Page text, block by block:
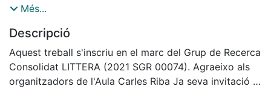
ideòlegs de la FBM, amb Joan Estelrich i Francesc
concepció mateixa del projecte aparegués com un
dels autors essencials que calia integrar a la col·lecció.
Més...
Descripció
Aquest treball s'inscriu en el marc del Grup de Recerca
Consolidat LITTERA (2021 SGR 00074). Agraeixo als
organitzadors de l'Aula Carles Riba Ja seva invitació a